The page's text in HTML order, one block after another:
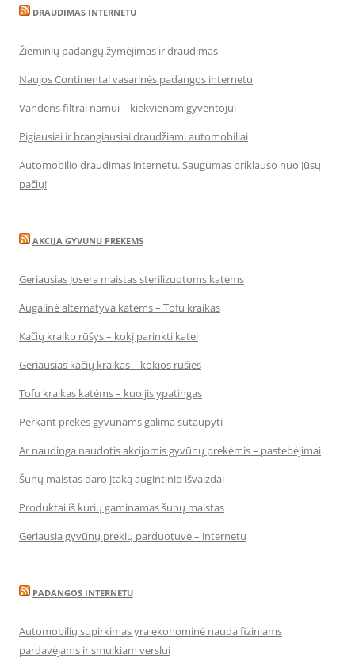
DRAUDIMAS INTERNETU
Žieminių padangų žymėjimas ir draudimas
Naujos Continental vasarinės padangos internetu
Vandens filtrai namui – kiekvienam gyventojui
Pigiausiai ir brangiausiai draudžiami automobiliai
Automobilio draudimas internetu. Saugumas priklauso nuo Jūsų
pačių!
AKCIJA GYVUNU PREKEMS
Geriausias Josera maistas sterilizuotoms katėms
Augalinė alternatyva katėms – Tofu kraikas
Kačių kraiko rūšys – kokį parinkti katei
Geriausias kačių kraikas – kokios rūšies
Tofu kraikas katėms – kuo jis ypatingas
Perkant prekes gyvūnams galima sutaupyti
Ar naudinga naudotis akcijomis gyvūnų prekėmis – pastebėjimai
Šunų maistas daro įtaką augintinio išvaizdai
Produktai iš kurių gaminamas šunų maistas
Geriausia gyvūnų prekių parduotuvė – internetu
PADANGOS INTERNETU
Automobilių supirkimas yra ekonominė nauda fiziniams
pardavėjams ir smulkiam verslui